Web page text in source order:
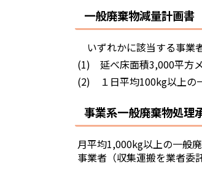
一般廃棄物減量計画書
いずれかに該当する事
(1) 延べ床面積3,000平方
(2) １日平均100kg以上の
事業系一般廃棄物処理
月平均1,000kg以上の一般
事業者（収集運搬を業者委